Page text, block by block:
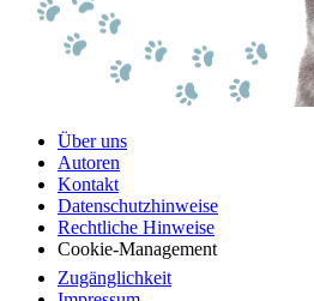
Über uns
Autoren
Kontakt
Datenschutzhinweise
Rechtliche Hinweise
Cookie-Management
Zugänglichkeit